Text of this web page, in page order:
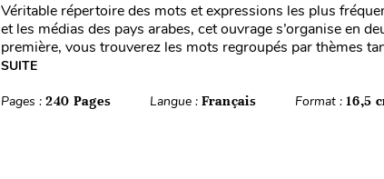
Véritable répertoire des mots et expressions les plus
et les médias des pays arabes, cet ouvrage s’organise en
première, vous trouverez les mots regroupés par thèmes
SUITE
Pages : 240 Pages Langue : Français Format :16,5